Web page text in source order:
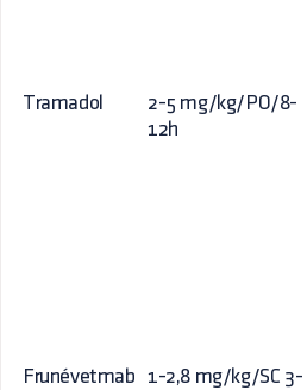
Tramadol
2-5 mg/kg/PO/8-
12h
Frunévetmab
1-2,8 mg/kg/SC 3-